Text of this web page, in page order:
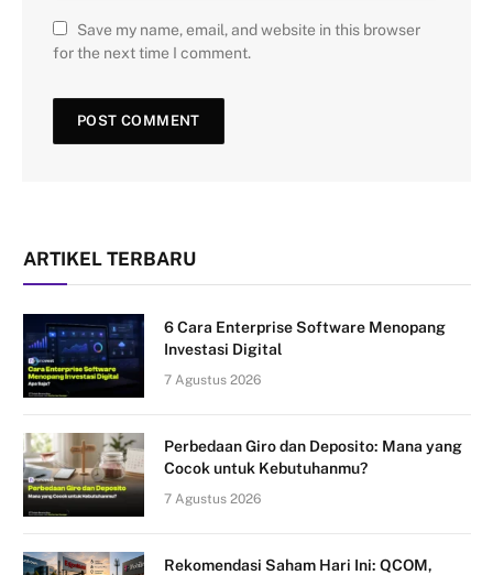
Save my name, email, and website in this browser
for the next time I comment.
ARTIKEL TERBARU
6 Cara Enterprise Software Menopang
Investasi Digital
7 Agustus 2026
Perbedaan Giro dan Deposito: Mana yang
Cocok untuk Kebutuhanmu?
7 Agustus 2026
Rekomendasi Saham Hari Ini: QCOM,